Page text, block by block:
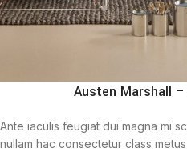
Austen Marshall
Ante iaculis feugiat dui magna mi
nullam hac consectetur class